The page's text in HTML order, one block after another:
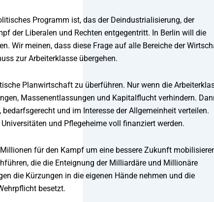
Programm ist, das der Deindustrialisierung, der
der Liberalen und Rechten entgegentritt. In Berlin will die
Wir meinen, dass diese Frage auf alle Bereiche der
zur Arbeiterklasse übergehen.
Planwirtschaft zu überführen. Nur wenn die
Massenentlassungen und Kapitalflucht verhindern.
und im Interesse der Allgemeinheit verteilen.
und Pflegeheime voll finanziert werden.
für den Kampf um eine bessere Zukunft
die die Enteignung der Milliardäre und Millionäre
die Kürzungen in die eigenen Hände nehmen und die
besetzt.